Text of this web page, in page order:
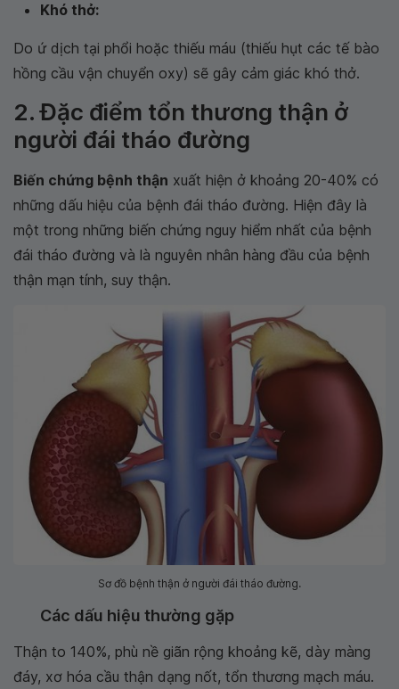
Khó thở:
Do ứ dịch tại phổi hoặc thiếu máu (thiếu hụt các tế bào
hồng cầu vận chuyển oxy) sẽ gây cảm giác khó thở.
2. Đặc điểm tổn thương thận ở
người đái tháo đường
Biến chứng bệnh thận xuất hiện ở khoảng 20-40% có
những dấu hiệu của bệnh đái tháo đường. Hiện đây là
một trong những biến chứng nguy hiểm nhất của bệnh
đái tháo đường và là nguyên nhân hàng đầu của bệnh
thận mạn tính, suy thận.
Sơ đồ bệnh thận ở người đái tháo đường.
Các dấu hiệu thường gặp
Thận to 140%, phù nề giãn rộng khoảng kẽ, dày màng
đáy, xơ hóa cầu thận dạng nốt, tổn thương mạch máu.